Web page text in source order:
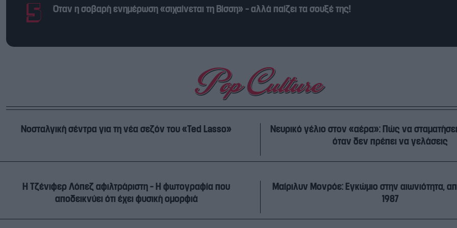
Όταν η σοβαρή ενημέρωση «σιχαίνεται τη Βίσση» – αλλά παίζει τα σουξέ της!
Νοσταλγική σέντρα για τη νέα σεζόν του «Ted Lasso»
Νευρικό γέλιο στον «αέρα»: Πώς να
όταν δεν πρέπει να γελάσεις
Η Τζένιφερ Λόπεζ αφιλτράριστη – Η φωτογραφία που
αποδεικνύει ότι έχει φυσική ομορφιά
Μαίριλυν Μονρόε: Εγκώμιο στην αιωνιότητα,
1987